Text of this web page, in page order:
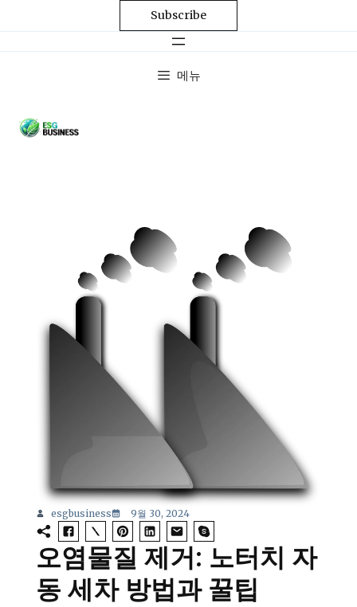
Subscribe
메뉴
esgbusiness 9월 30, 2024
오염물질 제거: 노터치 자
동 세차 방법과 꿀팁